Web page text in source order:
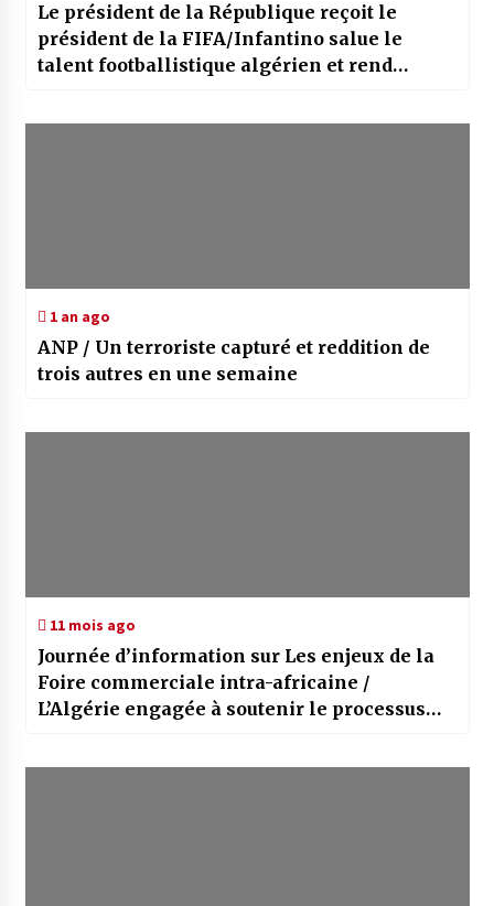
Le président de la République reçoit le
président de la FIFA/Infantino salue le
talent footballistique algérien et rend
1 an ago
ANP / Un terroriste capturé et reddition de
trois autres en une semaine
11 mois ago
Journée d’information sur Les enjeux de la
Foire commerciale intra-africaine /
L’Algérie engagée à soutenir le processus
intérêts des peuples du continent, affirme